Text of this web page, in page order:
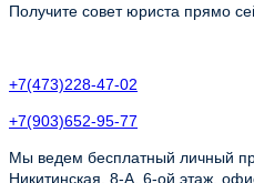
Получите совет юриста прямо
+7(473)228-47-02
+7(903)652-95-77
Мы ведем бесплатный личный
Никитинская, 8-А, 6-ой этаж,